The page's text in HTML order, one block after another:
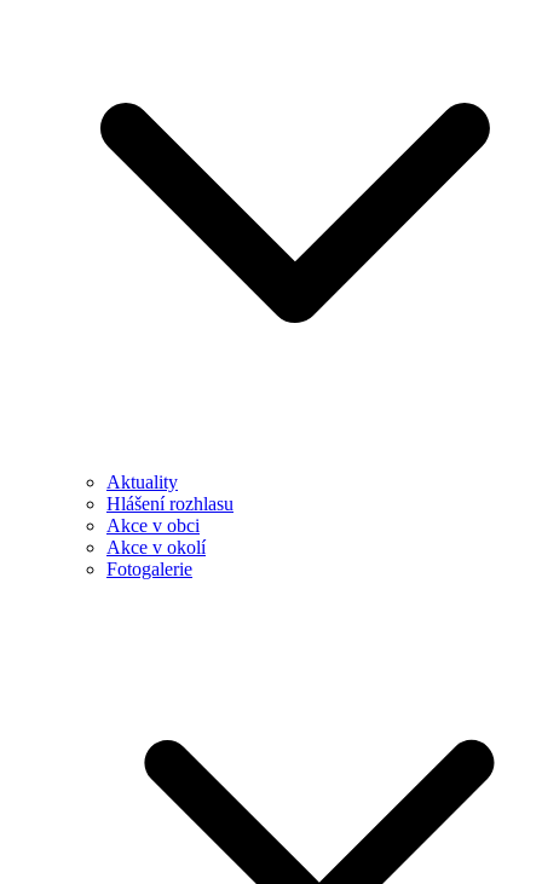
Aktuality
Hlášení rozhlasu
Akce v obci
Akce v okolí
Fotogalerie